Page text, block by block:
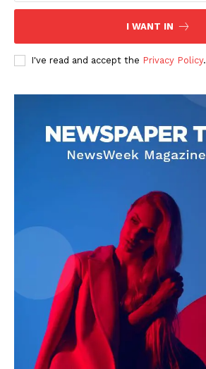
I WANT IN
I've read and accept the Privacy Policy.